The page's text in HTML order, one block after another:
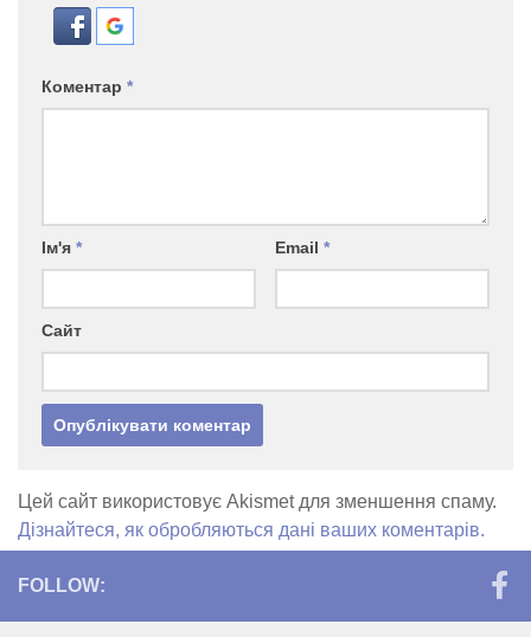
Коментар *
Ім'я * Email *
Сайт
Цей сайт використовує Akismet для зменшення спаму.
Дізнайтеся, як обробляються дані ваших коментарів.
FOLLOW: